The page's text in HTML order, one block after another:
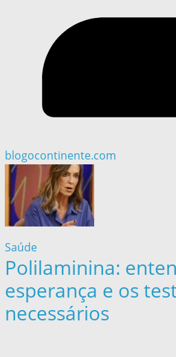
blogocontinente.com
Saúde
Polilaminina:
esperança e os
necessários